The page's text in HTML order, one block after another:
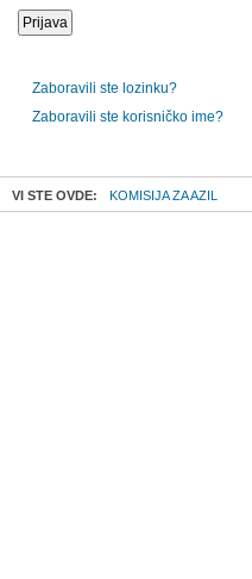
Zaboravili ste lozinku?
Zaboravili ste korisničko ime?
VI STE OVDE: KOMISIJA ZA AZIL